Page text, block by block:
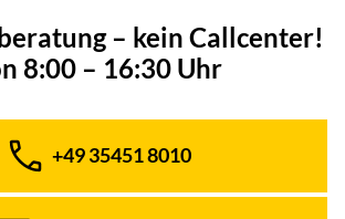
– kein Callcenter!
8:00 – 16:30 Uhr
Telefon:
+49 35451 8010